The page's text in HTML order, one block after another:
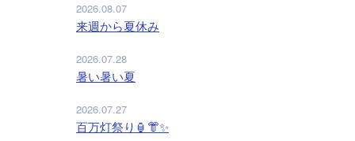
2026.08.07
来週から夏休み
2026.07.28
暑い暑い夏
2026.07.27
百万灯祭り🏮👘✨